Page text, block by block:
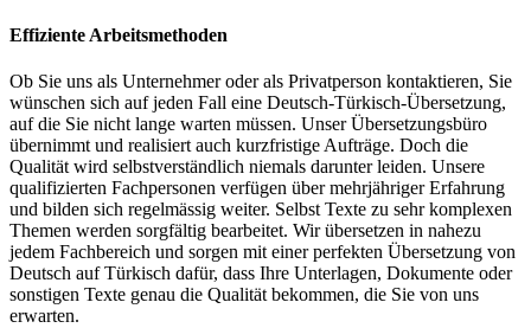
Effiziente Arbeitsmethoden
Ob Sie uns als Unternehmer oder als Privatperson kontaktieren, Sie
wünschen sich auf jeden Fall eine Deutsch-Türkisch-Übersetzung,
auf die Sie nicht lange warten müssen. Unser Übersetzungsbüro
übernimmt und realisiert auch kurzfristige Aufträge. Doch die
Qualität wird selbstverständlich niemals darunter leiden. Unsere
qualifizierten Fachpersonen verfügen über mehrjähriger Erfahrung
und bilden sich regelmässig weiter. Selbst Texte zu sehr komplexen
Themen werden sorgfältig bearbeitet. Wir übersetzen in nahezu
jedem Fachbereich und sorgen mit einer perfekten Übersetzung von
Deutsch auf Türkisch dafür, dass Ihre Unterlagen, Dokumente oder
sonstigen Texte genau die Qualität bekommen, die Sie von uns
erwarten.